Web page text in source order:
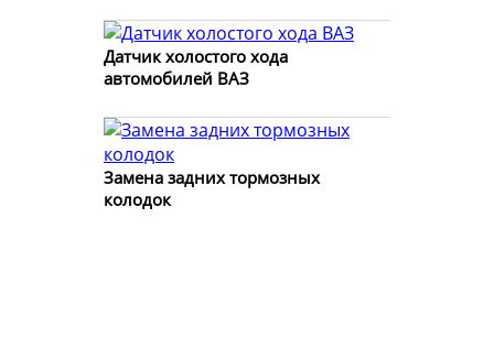
Датчик холостого хода
автомобилей ВАЗ
Замена задних тормозных
колодок